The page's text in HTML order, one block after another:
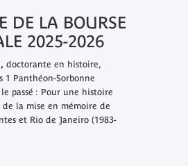
DE LA BOURSE
2025-2026
doctorante en histoire,
1 Panthéon-Sorbonne
passé : Pour une histoire
la mise en mémoire de
et Rio de Janeiro (1983-